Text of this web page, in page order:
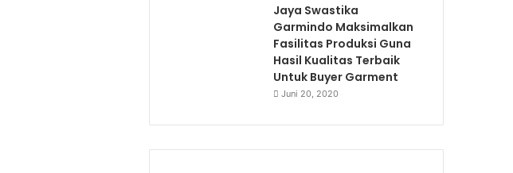
Jaya Swastika
Garmindo Maksimalkan
Fasilitas Produksi Guna
Hasil Kualitas Terbaik
Untuk Buyer Garment
Juni 20, 2020